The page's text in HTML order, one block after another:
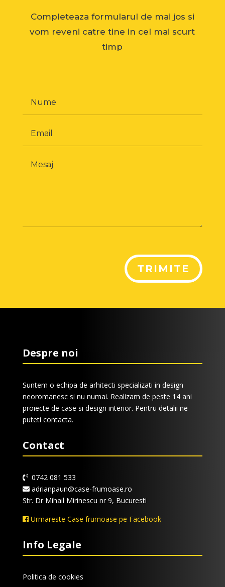
Completeaza formularul de mai jos si
vom reveni catre tine in cel mai scurt
timp
TRIMITE
Despre noi
Suntem o echipa de arhitecti specializati in design
neoromanesc si nu numai. Realizam de peste 14 ani
proiecte de case si design interior. Pentru detalii ne
puteti contacta.
Contact
0742 081 533
adrianpaun@case-frumoase.ro
Str. Dr Mihail Mirinescu nr 9, Bucuresti
Urmareste Case frumoase pe Facebook
Info Legale
Politica de cookies